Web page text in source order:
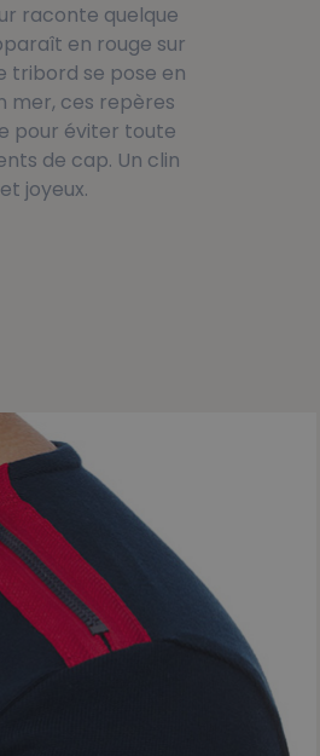
raconte quelque
en rouge sur
tribord se pose en
mer, ces repères
pour éviter toute
de cap. Un clin
joyeux.